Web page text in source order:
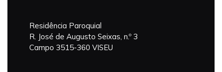
Residência Paroquial
R. José de Augusto Seixas, n.º 3
Campo 3515-360 VISEU